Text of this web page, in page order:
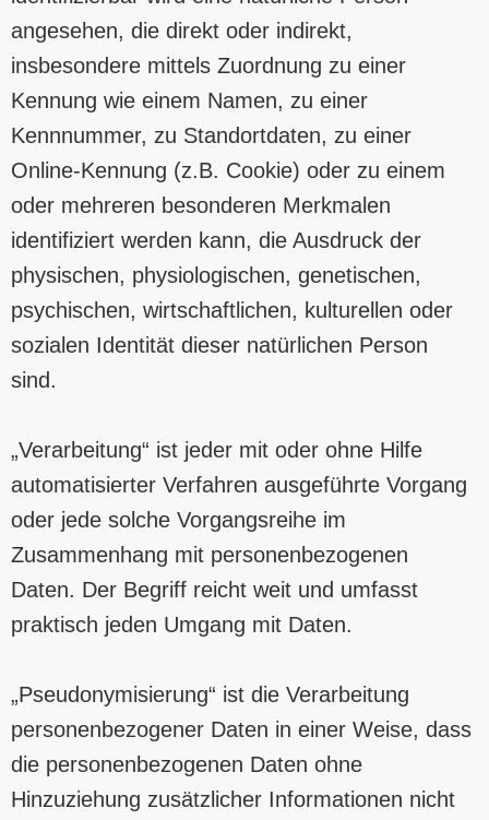
angesehen, die direkt oder indirekt,
insbesondere mittels Zuordnung zu einer
Kennung wie einem Namen, zu einer
Kennnummer, zu Standortdaten, zu einer
Online-Kennung (z.B. Cookie) oder zu einem
oder mehreren besonderen Merkmalen
identifiziert werden kann, die Ausdruck der
physischen, physiologischen, genetischen,
psychischen, wirtschaftlichen, kulturellen oder
sozialen Identität dieser natürlichen Person
sind.
„Verarbeitung“ ist jeder mit oder ohne Hilfe
automatisierter Verfahren ausgeführte Vorgang
oder jede solche Vorgangsreihe im
Zusammenhang mit personenbezogenen
Daten. Der Begriff reicht weit und umfasst
praktisch jeden Umgang mit Daten.
„Pseudonymisierung“ ist die Verarbeitung
personenbezogener Daten in einer Weise, dass
die personenbezogenen Daten ohne
Hinzuziehung zusätzlicher Informationen nicht